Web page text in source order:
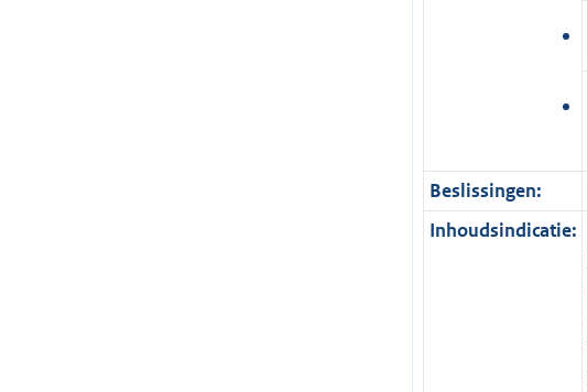
Beslissingen:
Inhoudsindicatie: